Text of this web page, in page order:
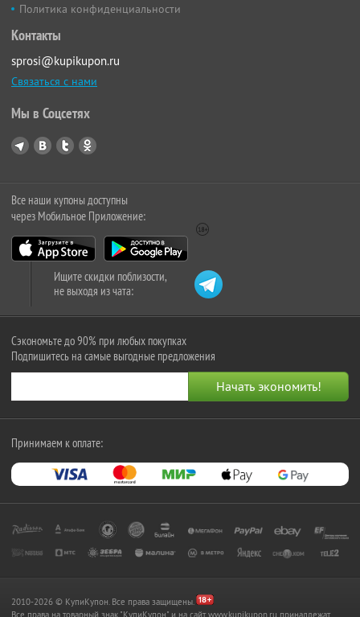
Политика конфиденциальности
Контакты
sprosi@kupikupon.ru
Связаться с нами
Мы в Соцсетях
Все наши купоны доступны
через Мобильное Приложение:
Ищите скидки поблизости,
не выходя из чата:
Сэкономьте до 90% при любых покупках
Подпишитесь на самые выгодные предложения
Принимаем к оплате:
2010-2026 © КупиКупон. Все права защищены.
Все права на товарный знак "КупиКупон" и на сайт www.kupikupon.ru принадлежат